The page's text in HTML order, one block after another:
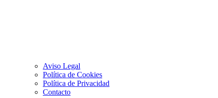
Aviso Legal
Política de Cookies
Política de Privacidad
Contacto